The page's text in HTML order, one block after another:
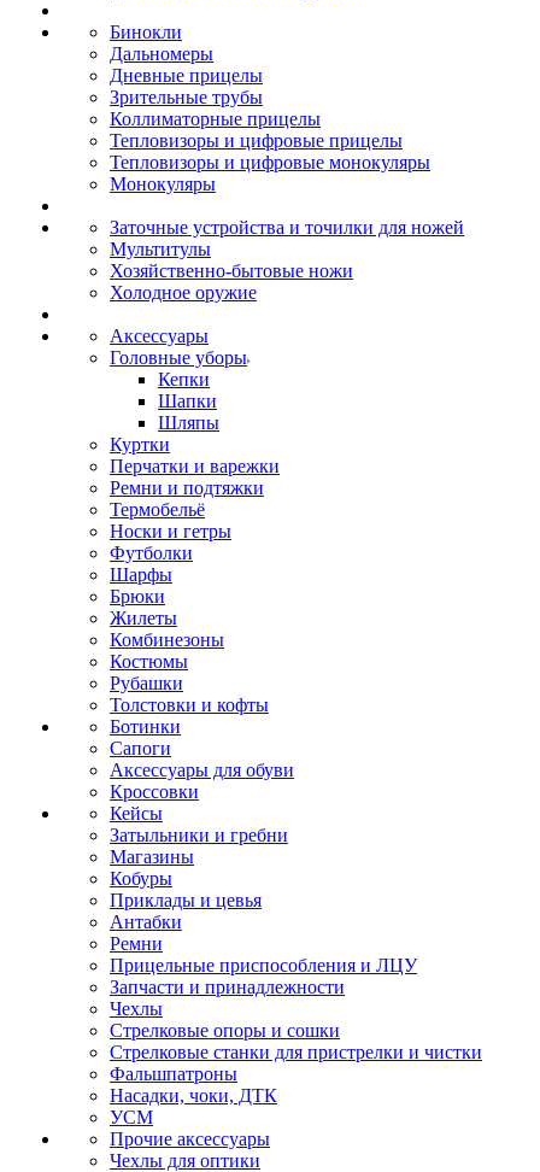
Бинокли
Дальномеры
Дневные прицелы
Зрительные трубы
Коллиматорные прицелы
Тепловизоры и цифровые прицелы
Тепловизоры и цифровые монокуляры
Монокуляры
Заточные устройства и точилки для ножей
Мультитулы
Хозяйственно-бытовые ножи
Холодное оружие
Аксессуары
Головные уборы
Кепки
Шапки
Шляпы
Куртки
Перчатки и варежки
Ремни и подтяжки
Термобельё
Носки и гетры
Футболки
Шарфы
Брюки
Жилеты
Комбинезоны
Костюмы
Рубашки
Толстовки и кофты
Ботинки
Сапоги
Аксессуары для обуви
Кроссовки
Кейсы
Затыльники и гребни
Магазины
Кобуры
Приклады и цевья
Антабки
Ремни
Прицельные приспособления и ЛЦУ
Запчасти и принадлежности
Чехлы
Стрелковые опоры и сошки
Стрелковые станки для пристрелки и чистки
Фальшпатроны
Насадки, чоки, ДТК
УСМ
Прочие аксессуары
Чехлы для оптики